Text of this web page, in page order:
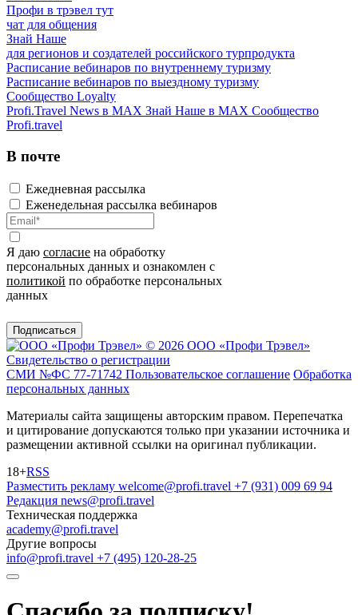
Профи в трэвел тут
чат для общения
Знай Наше
для регионов и создателей российского турпродукта
Расписание вебинаров по внутреннему туризму
Расписание вебинаров по выездному туризму
Сообщество Loyalty
Profi.Travel News в MAX Знай Наше в MAX Сообщество
Profi.travel
В почте
Ежедневная рассылка
Еженедельная рассылка вебинаров
Я даю согласие на обработку
персональных данных и ознакомлен с
политикой по обработке персональных
данных
Подписаться
© 2026 ООО «Профи Трэвeл»
Свидетельство о регистрации
СМИ №ФС 77-71742 Пользовательское соглашение Обработка
персональных данных
Материалы сайта защищены авторским правом. Перепечатка
и цитирование допускаются только при указании источника и
размещении активной ссылки на оригинал публикации.
18+RSS
Разместить рекламу welcome@profi.travel +7 (931) 009 69 94
Редакция news@profi.travel
Техническая поддержка
academy@profi.travel
Другие вопросы
info@profi.travel +7 (495) 120-28-25